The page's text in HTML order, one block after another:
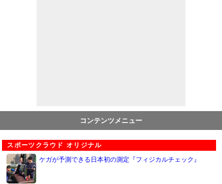
コンテンツメニュー
スポーツクラウド オリジナル
ケガが予測できる日本初の測定『フィジカルチェック』